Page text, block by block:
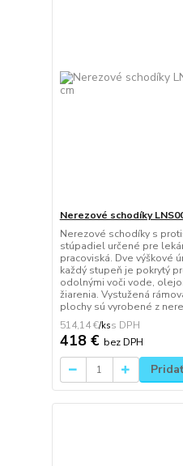
Nerezové schodíky
Nerezové schodíky s
stúpadiel určené pre
pracoviská. Dve výškové
každý stupeň je pokrytý
odolnými voči vode,
žiarenia. Vystužená
plochy sú vyrobené z
514,14 €/ks
418 € bez DPH